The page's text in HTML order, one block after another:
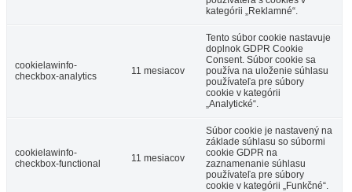
kategórii „Reklamné“.
cookielawinfo-
checkbox-analytics
11 mesiacov
Tento súbor cookie nastavuje
doplnok GDPR Cookie
Consent. Súbor cookie sa
používa na uloženie súhlasu
používateľa pre súbory
cookie v kategórii
„Analytické“.
cookielawinfo-
checkbox-functional
11 mesiacov
Súbor cookie je nastavený na
základe súhlasu so súbormi
cookie GDPR na
zaznamenanie súhlasu
používateľa pre súbory
cookie v kategórii „Funkčné“.